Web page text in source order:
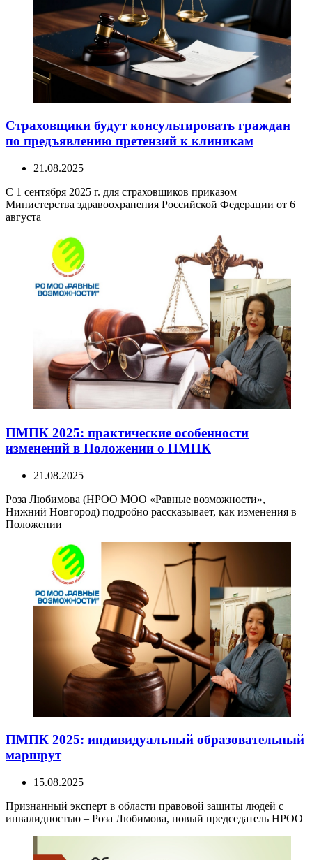
Страховщики будут консультировать граждан
по предъявлению претензий к клиникам
21.08.2025
С 1 сентября 2025 г. для страховщиков приказом
Министерства здравоохранения Российской Федерации от 6
августа
ПМПК 2025: практические особенности
изменений в Положении о ПМПК
21.08.2025
Роза Любимова (НРОО МОО «Равные возможности»,
Нижний Новгород) подробно рассказывает, как изменения в
Положении
ПМПК 2025: индивидуальный образовательный
маршрут
15.08.2025
Признанный эксперт в области правовой защиты людей с
инвалидностью – Роза Любимова, новый председатель НРОО